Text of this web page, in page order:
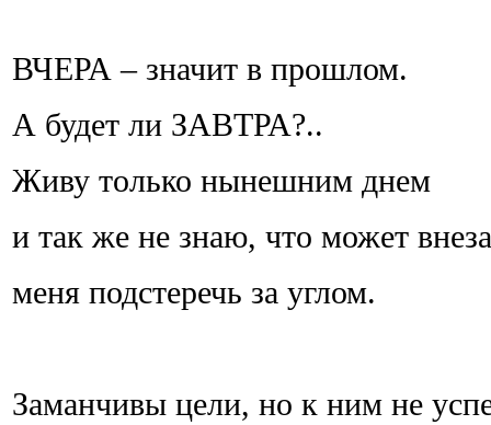
ВЧЕРА – значит в прошлом.
А будет ли ЗАВТРА?..
Живу только нынешним днем
и так же не знаю, что может
меня подстеречь за углом.
Заманчивы цели, но к ним не